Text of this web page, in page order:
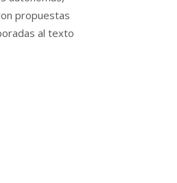
propuestas
al texto